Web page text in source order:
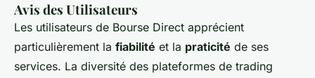
Avis des Utilisateurs
Les utilisateurs de Bourse Direct apprécient
particulièrement la fiabilité et la praticité de ses
services. La diversité des plateformes de trading